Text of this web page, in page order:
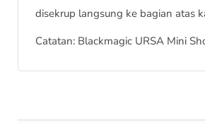
disekrup langsung ke bagian atas
Catatan: Blackmagic URSA Mini